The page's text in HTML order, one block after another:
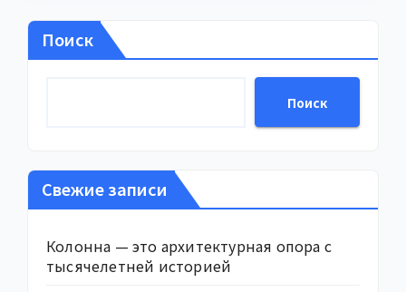
Поиск
Поиск
Свежие записи
Колонна — это архитектурная опора с
тысячелетней историей